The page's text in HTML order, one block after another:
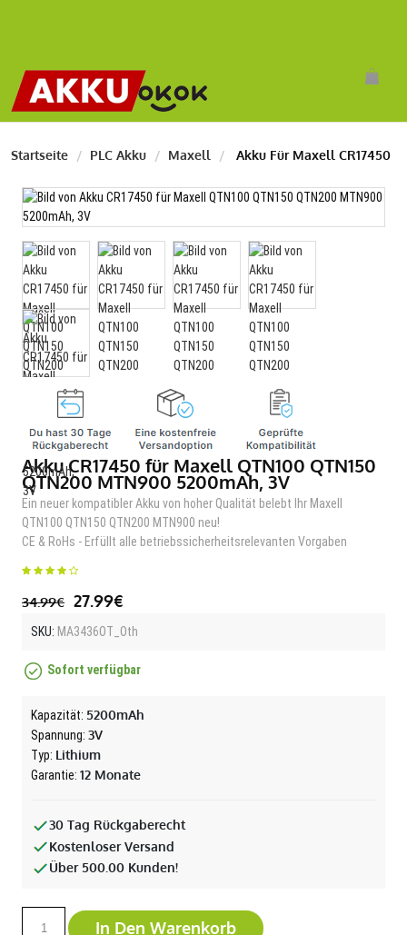
Startseite PLC Akku Maxell Akku Für Maxell CR17450
Akku CR17450 für Maxell QTN100 QTN150
QTN200 MTN900 5200mAh, 3V
Ein neuer kompatibler Akku von hoher Qualität belebt Ihr Maxell
QTN100 QTN150 QTN200 MTN900 neu!
CE & RoHs - Erfüllt alle betriebssicherheitsrelevanten Vorgaben
34.99€ 27.99€
SKU: MA3436OT_Oth
Sofort verfügbar
Kapazität: 5200mAh
Spannung: 3V
Typ: Lithium
Garantie: 12 Monate
30 Tag Rückgaberecht
Kostenloser Versand
Über 500.00 Kunden!
In Den Warenkorb